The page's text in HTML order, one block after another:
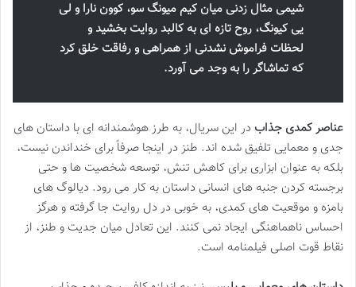
شیمی مثال زدنی میان کیم میونگ سو، کوون نارا و لی
یی کیونگ، روح تازه ای به کالبد روایت بخشید و
لحظات فراموش نشدنی از همراهی و رفاقت خلق کرد
که تماشاگر را به وجد می آورد.
عناصر کمدی جذاب در این سریال، به طرز هوشمندانه ای با داستان های
جدی و معمایی تلفیق شده اند. طنز در اینجا صرفاً برای خنداندن نیست،
بلکه به عنوان ابزاری برای کاهش تنش، توسعه شخصیت ها و حتی
برجسته کردن جنبه های انسانی داستان به کار می رود. دیالوگ های
بامزه و موقعیت های کمدی، به خوبی در دل روایت جا گرفته و هرگز
احساس ناهماهنگی ایجاد نمی کنند. این تعادل میان جدیت و طنز، از
نقاط قوت اصلی فیلمنامه است.